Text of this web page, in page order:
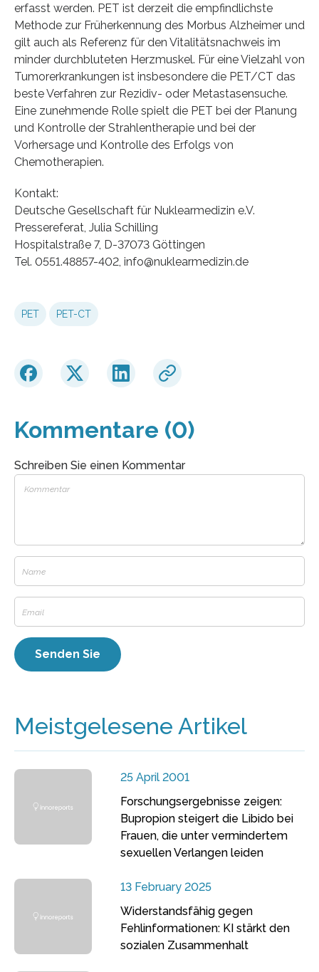
erfasst werden. PET ist derzeit die empfindlichste
Methode zur Früherkennung des Morbus Alzheimer und
gilt auch als Referenz für den Vitalitätsnachweis im
minder durchbluteten Herzmuskel. Für eine Vielzahl von
Tumorerkrankungen ist insbesondere die PET/CT das
beste Verfahren zur Rezidiv- oder Metastasensuche.
Eine zunehmende Rolle spielt die PET bei der Planung
und Kontrolle der Strahlentherapie und bei der
Vorhersage und Kontrolle des Erfolgs von
Chemotherapien.
Kontakt:
Deutsche Gesellschaft für Nuklearmedizin e.V.
Pressereferat, Julia Schilling
Hospitalstraße 7, D-37073 Göttingen
Tel. 0551.48857-402, info@nuklearmedizin.de
PET PET-CT
Kommentare (0)
Schreiben Sie einen Kommentar
Meistgelesene Artikel
25 April 2001
Forschungsergebnisse zeigen:
Bupropion steigert die Libido bei
Frauen, die unter vermindertem
sexuellen Verlangen leiden
13 February 2025
Widerstandsfähig gegen
Fehlinformationen: KI stärkt den
sozialen Zusammenhalt